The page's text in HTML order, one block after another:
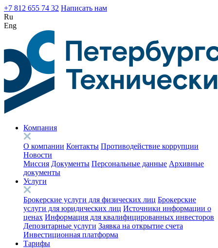
+7 812 655 74 32 Написать нам
Ru
Eng
Компания
О компании Контакты Противодействие коррупции
Новости
Миссия Документы Персональные данные Архивные
документы
Услуги
Брокерские услуги для физических лиц Брокерские
услуги для юридических лиц Источники информации о
ценах Информация для квалифицированных инвесторов
Депозитарные услуги Заявка на открытие счета
Инвестиционная платформа
Тарифы